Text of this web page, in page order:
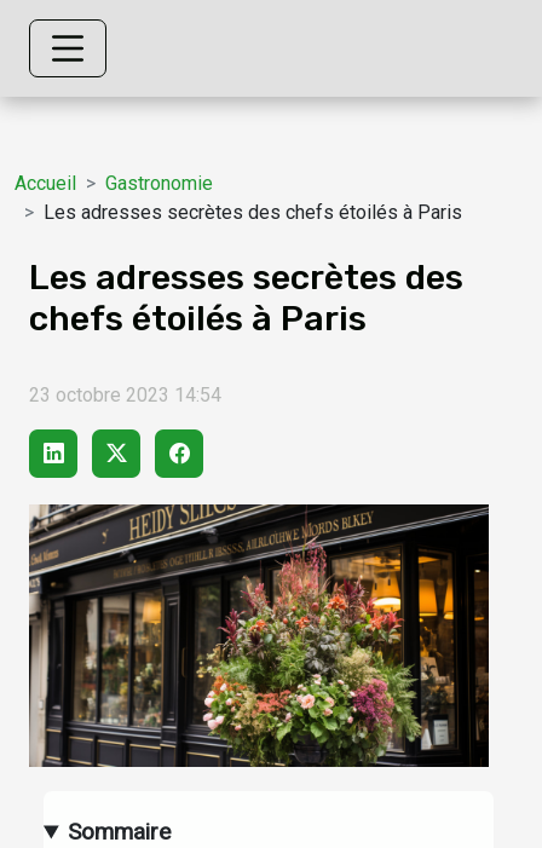
Accueil
Gastronomie
Les adresses secrètes des chefs étoilés à Paris
Les adresses secrètes des
chefs étoilés à Paris
23 octobre 2023 14:54
Sommaire